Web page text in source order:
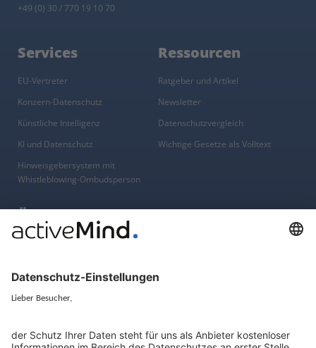
+49 (0) 30 / 770 19 10 70
Services
EU-Vertreter
Konzern-Datenschutz
Künstliche Intelligenz
KI und Datenschutz
Hinweisgebersystem mit
Whistleblowing-Ombudsperson
Ressourcen
Ratgeber und Artikel
Newsletter
Datenschutzvergleich
Wichtige Gesetze als Volltext
Über
Über uns
Kontakt
Presse, Medien & Events
Gruppe
activeMind.uk (Vereinigtes
Online-Schulungs-Portal